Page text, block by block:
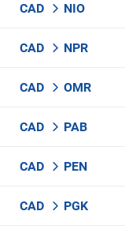
CAD NIO
CAD NPR
CAD OMR
CAD PAB
CAD PEN
CAD PGK